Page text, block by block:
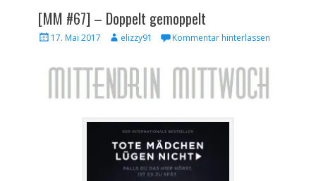
[MM #67] – Doppelt gemoppelt
Veröffentlicht
17. Mai 2017 Autorelizzy91 Kommentar hinterlassen